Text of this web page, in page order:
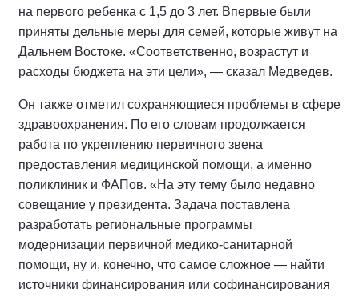
на первого ребенка с 1,5 до 3 лет. Впервые были
приняты дельные меры для семей, которые живут на
Дальнем Востоке. «Соответственно, возрастут и
расходы бюджета на эти цели», — сказал Медведев.
Он также отметил сохраняющиеся проблемы в сфере
здравоохранения. По его словам продолжается
работа по укреплению первичного звена
предоставления медицинской помощи, а именно
поликлиник и ФАПов. «На эту тему было недавно
совещание у президента. Задача поставлена
разработать региональные программы
модернизации первичной медико-санитарной
помощи, ну и, конечно, что самое сложное — найти
источники финансирования или софинансирования